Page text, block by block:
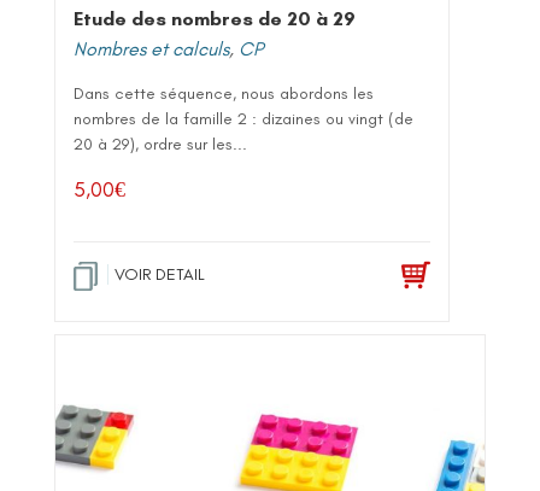
Etude des nombres de 20 à 29
Nombres et calculs, CP
Dans cette séquence, nous abordons les
nombres de la famille 2 : dizaines ou vingt (de
20 à 29), ordre sur les...
5,00€
VOIR DETAIL